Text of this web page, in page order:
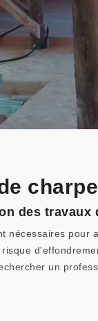
des
nécessaires
un